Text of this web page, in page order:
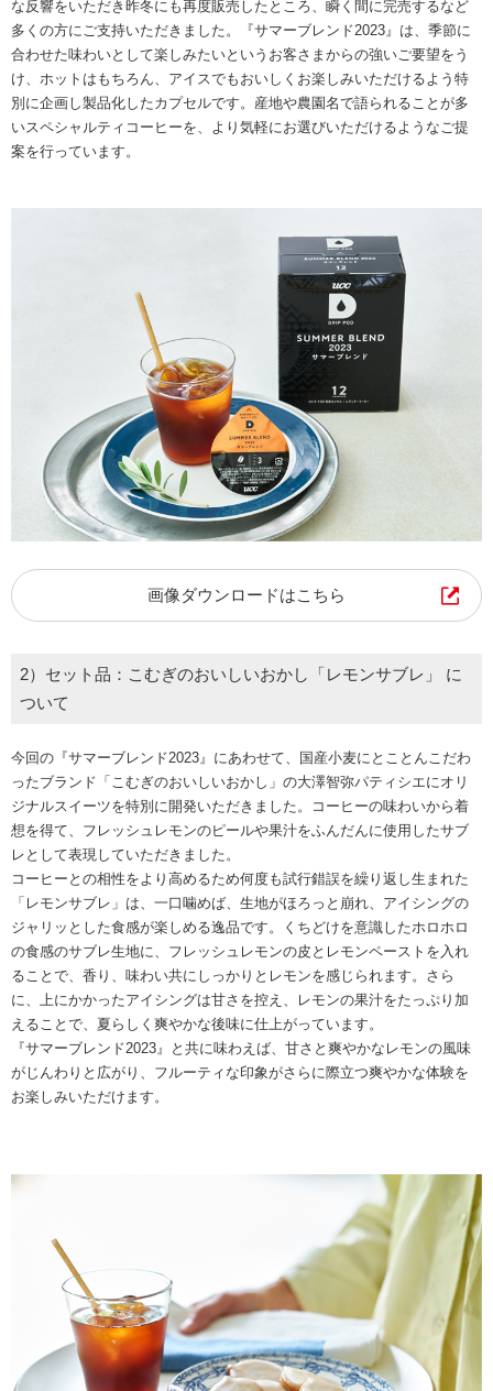
な反響をいただき昨冬にも再度販売したところ、瞬く間に完売するなど
多くの方にご支持いただきました。『サマーブレンド2023』は、季節に
合わせた味わいとして楽しみたいというお客さまからの強いご要望をう
け、ホットはもちろん、アイスでもおいしくお楽しみいただけるよう特
別に企画し製品化したカプセルです。産地や農園名で語られることが多
いスペシャルティコーヒーを、より気軽にお選びいただけるようなご提
案を行っています。
画像ダウンロードはこちら
2）セット品：こむぎのおいしいおかし「レモンサブレ」 に
ついて
今回の『サマーブレンド2023』にあわせて、国産小麦にとことんこだわ
ったブランド「こむぎのおいしいおかし」の大澤智弥パティシエにオリ
ジナルスイーツを特別に開発いただきました。コーヒーの味わいから着
想を得て、フレッシュレモンのピールや果汁をふんだんに使用したサブ
レとして表現していただきました。
コーヒーとの相性をより高めるため何度も試行錯誤を繰り返し生まれた
「レモンサブレ」は、一口噛めば、生地がほろっと崩れ、アイシングの
ジャリッとした食感が楽しめる逸品です。くちどけを意識したホロホロ
の食感のサブレ生地に、フレッシュレモンの皮とレモンペーストを入れ
ることで、香り、味わい共にしっかりとレモンを感じられます。さら
に、上にかかったアイシングは甘さを控え、レモンの果汁をたっぷり加
えることで、夏らしく爽やかな後味に仕上がっています。
『サマーブレンド2023』と共に味わえば、甘さと爽やかなレモンの風味
がじんわりと広がり、フルーティな印象がさらに際立つ爽やかな体験を
お楽しみいただけます。